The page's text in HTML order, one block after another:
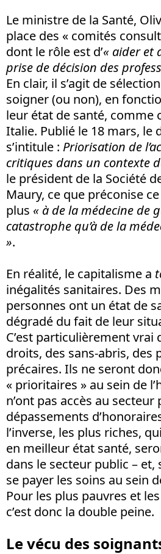
Le ministre de la Santé,
place des « comités
dont le rôle est d’« aider et
prise de décision des
En clair, il s’agit de
soigner (ou non), en
leur état de santé, comme
Italie. Publié le 18 mars, le
s’intitule : Priorisation de
critiques dans un contexte
le président de la Société
Maury, ce que préconise
plus « à de la médecine de
catastrophe qu’à de la
».
En réalité, le capitalisme a
inégalités sanitaires. Des
personnes ont un état de
dégradé du fait de leur
C’est particulièrement vrai
droits, des sans-abris, des
précaires. Ils ne seront
« prioritaires » au sein de
n’ont pas accès au secteur
dépassements
l’inverse, les plus riches,
en meilleur état santé,
dans le secteur public –
se payer les soins au sein
Pour les plus pauvres et
c’est donc la double peine.
Le vécu des